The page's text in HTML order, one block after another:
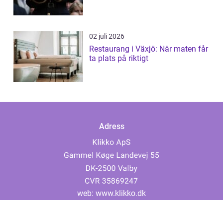
02 juli 2026
Restaurang i Växjö: När maten får
ta plats på riktigt
Adress
web: www.klikko.dk